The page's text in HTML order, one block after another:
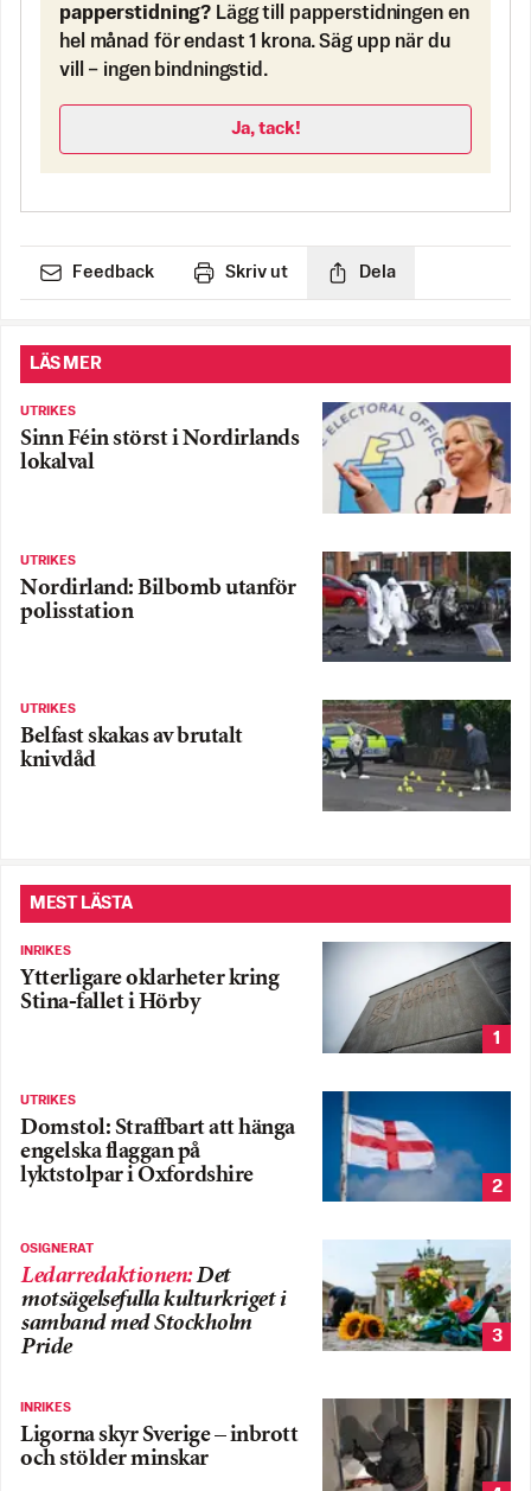
papperstidning? Lägg till papperstidningen en
hel månad för endast 1 krona. Säg upp när du
vill – ingen bindningstid.
Ja, tack!
Feedback Skriv ut Dela
LÄS MER
UTRIKES
Sinn Féin störst i Nordirlands
lokalval
UTRIKES
Nordirland: Bilbomb utanför
polisstation
UTRIKES
Belfast skakas av brutalt
knivdåd
MEST LÄSTA
INRIKES
Ytterligare oklarheter kring
Stina-fallet i Hörby
1
UTRIKES
Domstol: Straffbart att hänga
engelska flaggan på
lyktstolpar i Oxfordshire
2
OSIGNERAT
Ledarredaktionen:Det
motsägelsefulla kulturkriget i
samband med Stockholm
Pride
3
INRIKES
Ligorna skyr Sverige – inbrott
och stölder minskar